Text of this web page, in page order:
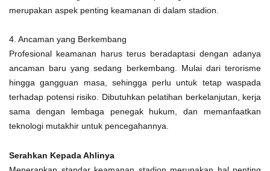
merupakan aspek penting keamanan di dalam stadion.
4. Ancaman yang Berkembang
Profesional keamanan harus terus beradaptasi dengan adanya
ancaman baru yang sedang berkembang. Mulai dari terorisme
hingga gangguan masa, sehingga perlu untuk tetap waspada
terhadap potensi risiko. Dibutuhkan pelatihan berkelanjutan, kerja
sama dengan lembaga penegak hukum, dan memanfaatkan
teknologi mutakhir untuk pencegahannya.
Serahkan Kepada Ahlinya